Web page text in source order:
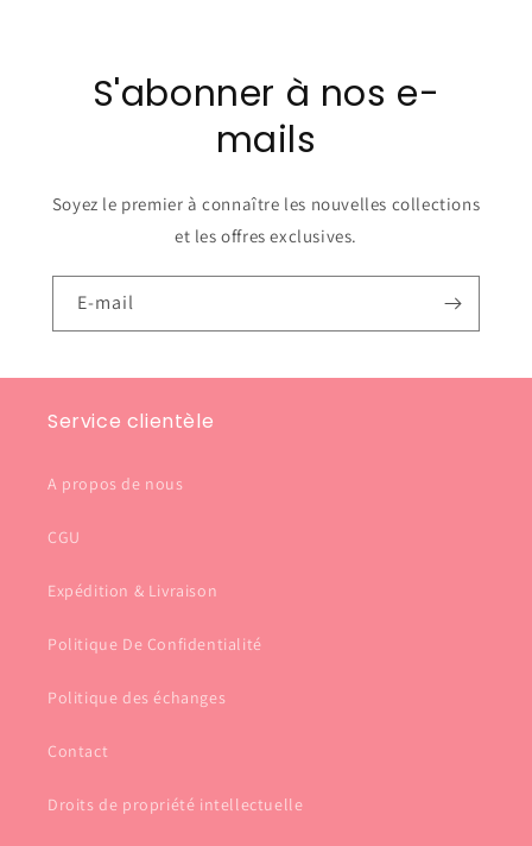
S'abonner à nos e-
mails
Soyez le premier à connaître les nouvelles collections
et les offres exclusives.
E-mail
Service clientèle
A propos de nous
CGU
Expédition & Livraison
Politique De Confidentialité
Politique des échanges
Contact
Droits de propriété intellectuelle